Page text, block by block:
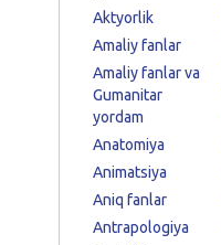
Aktyorlik
Amaliy fanlar
Amaliy fanlar va
Gumanitar
yordam
Anatomiya
Animatsiya
Aniq fanlar
Antrapologiya